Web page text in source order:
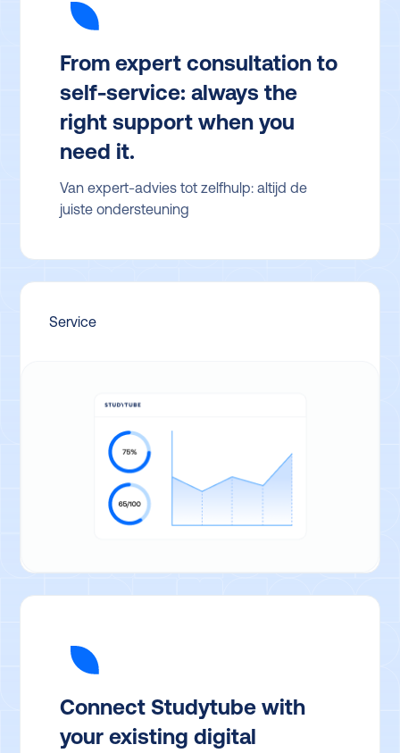
From expert consultation to
self-service: always the
right support when you
need it.
Van expert-advies tot zelfhulp: altijd de
juiste ondersteuning
Service
Connect Studytube with
your existing digital